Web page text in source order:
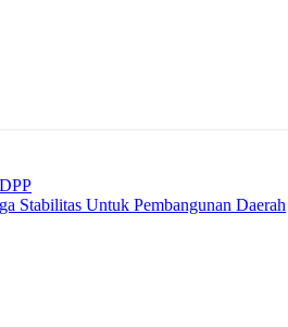
Stabilitas Untuk Pembangunan Daerah